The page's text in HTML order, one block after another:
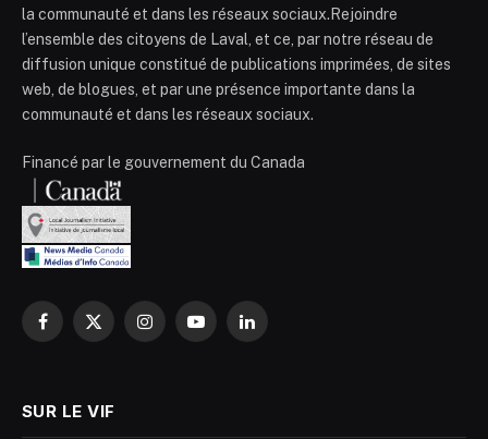
la communauté et dans les réseaux sociaux.Rejoindre
l’ensemble des citoyens de Laval, et ce, par notre réseau de
diffusion unique constitué de publications imprimées, de sites
web, de blogues, et par une présence importante dans la
communauté et dans les réseaux sociaux.
Financé par le gouvernement du Canada
Facebook
X
InstagramYouTubeLinkedIn
SUR LE VIF